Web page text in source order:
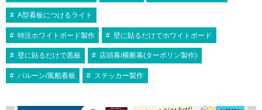
A型看板につけるライト
特注ホワイトボード製作 壁に貼るだけでホワイトボード
壁に貼るだけで黒板 店頭幕/横断幕(ターポリン製作)
バルーン/風船看板 ステッカー製作